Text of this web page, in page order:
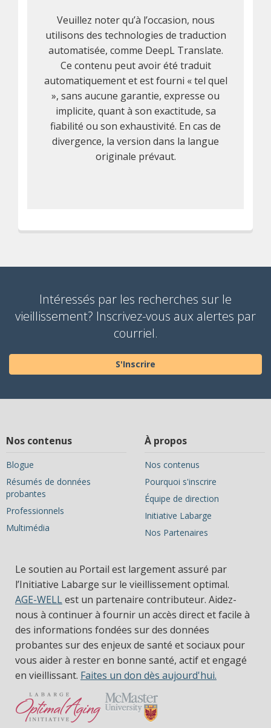
Veuillez noter qu’à l’occasion, nous
utilisons des technologies de traduction
automatisée, comme DeepL Translate.
Ce contenu peut avoir été traduit
automatiquement et est fourni « tel quel
», sans aucune garantie, expresse ou
implicite, quant à son exactitude, sa
fiabilité ou son exhaustivité. En cas de
divergence, la version dans la langue
originale prévaut.
Intéressés par les recherches sur le
vieillissement? Inscrivez-vous aux alertes par
courriel.
S'Inscrire
Nos contenus
Blogue
Résumés de données
probantes
Professionnels
Multimédia
À propos
Nos contenus
Pourquoi s'inscrire
Équipe de direction
Initiative Labarge
Nos Partenaires
Le soutien au Portail est largement assuré par
l’Initiative Labarge sur le vieillissement optimal.
AGE-WELLest un partenaire contributeur. Aidez-
nous à continuer à fournir un accès direct et facile à
des informations fondées sur des données
probantes sur des enjeux de santé et sociaux pour
vous aider à rester en bonne santé, actif et engagé
en vieillissant. Faites un don dès aujourd'hui.